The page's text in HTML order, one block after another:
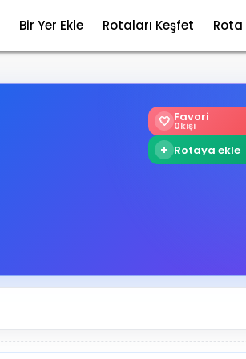
Bir Yer Ekle Rotaları Keşfet
🤍 Favori
0kişi
+ Rotaya ekle